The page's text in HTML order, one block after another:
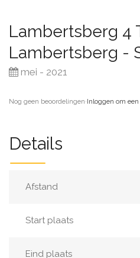
Lambertsberg 4
Lambertsberg -
mei - 2021
Nog geen beoordelingen·Inloggen om
Details
Afstand
Start plaats
Eind plaats